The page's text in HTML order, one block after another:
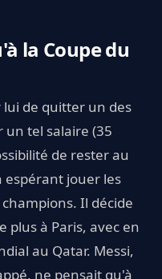
la Coupe du
de quitter un des
tel salaire (35
de rester au
espérant jouer les
Il décide
plus à Paris, avec en
au Qatar. Messi,
ne pensait qu'à